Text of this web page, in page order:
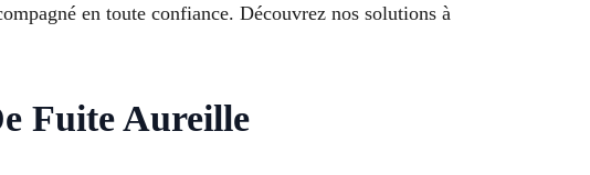
en toute confiance. Découvrez nos solutions à
Fuite Aureille